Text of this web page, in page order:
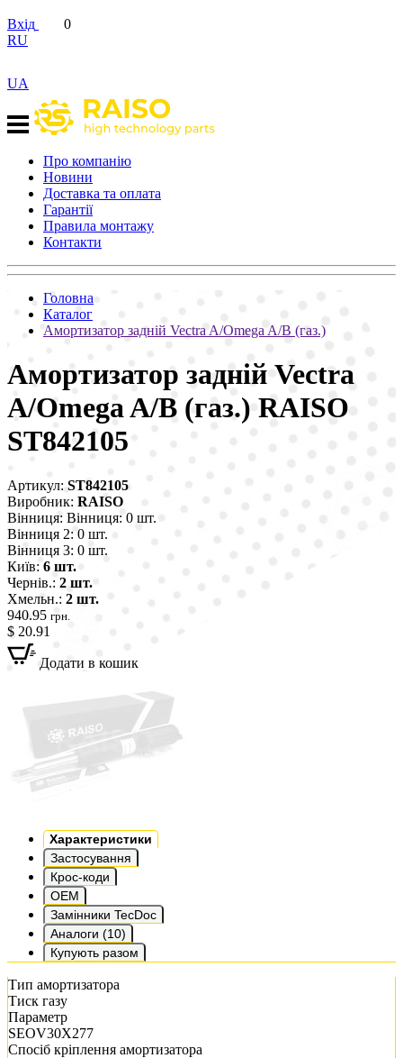
Вхід
0
RU
UA
Про компанію
Новини
Доставка та оплата
Гарантії
Правила монтажу
Контакти
Головна
Каталог
Амортизатор задній Vectra A/Omega A/B (газ.)
Амортизатор задній Vectra
A/Omega A/B (газ.) RAISO
ST842105
Артикул: ST842105
Виробник: RAISO
Вінниця: Вінниця: 0 шт.
Вінниця 2: 0 шт.
Вінниця 3: 0 шт.
Київ: 6 шт.
Чернів.: 2 шт.
Хмельн.: 2 шт.
940.95 грн.
$ 20.91
Додати в кошик
Характеристики
Застосування
Крос-коди
OEM
Замінники TecDoc
Аналоги (10)
Купують разом
Тип амортизатора
Тиск газу
Параметр
SEOV30X277
Спосіб кріплення амортизатора